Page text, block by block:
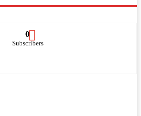
0
Subscribers